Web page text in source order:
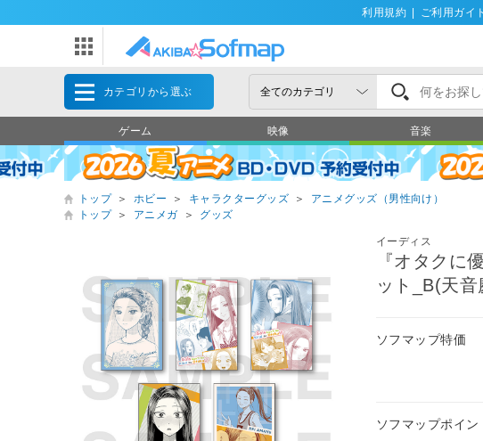
利用規約 ご利用ガイ
カテゴリから選ぶ
ゲーム 映像 音楽
トップ ＞ ホビー ＞ キャラクターグッズ ＞
アニメグッズ（男性向け）
トップ
＞ アニメガ ＞ グッズ
イーディス
『オタクに
ット_B(天
ソフマップ特価
ソフマップポイン